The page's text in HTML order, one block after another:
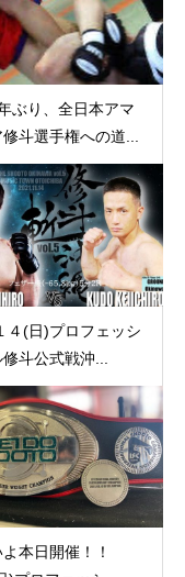
ぶり、全日本アマ
斗選手権への道...
４(日)プロフェッシ
斗公式戦沖...
本日開催！！